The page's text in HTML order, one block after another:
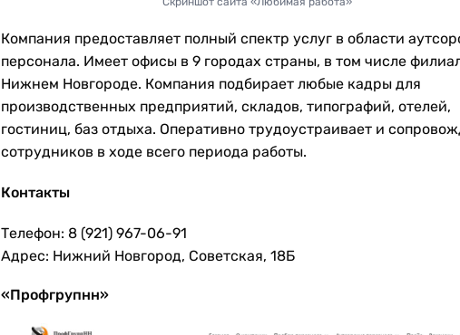
Компания предоставляет полный спектр услуг в области
персонала. Имеет офисы в 9 городах страны, в том числе
Нижнем Новгороде. Компания подбирает любые кадры для
производственных предприятий, складов, типографий, отелей,
гостиниц, баз отдыха. Оперативно трудоустраивает и
сотрудников в ходе всего периода работы.
Контакты
Телефон: 8 (921) 967-06-91
Адрес: Нижний Новгород, Советская, 18Б
«Профгрупнн»